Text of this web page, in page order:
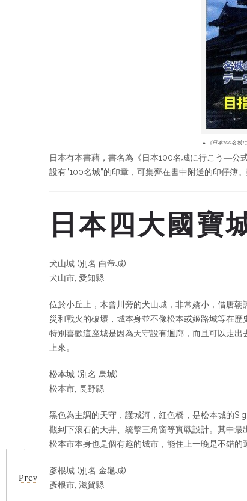
Prev
▲《日本100名城
日本有本書藉，書名為《日本100名城に行こう―公
設有”100名城”的印章，可集齊在書中附送的印仔簿
日本四大國寶
犬山城 (別名 白帝城)
犬山市, 愛知縣
位於小丘上，木曾川旁的犬山城，非常嬌小，借唐
災和戰火的破壞，城本身並不像松本或姬路城等在
特別喜歡這座城是因為天守設有迴廊，而且可以走
上來。
松本城 (別名 烏城)
松本市, 長野縣
黑色為主調的天守，護城河，紅色橋，是松本城的
觀到下滾石的天井、統擊三角窗等實戰設計。其中最
松本市本身也是個有趣的城市，能住上一晚是不錯的
彥根城 (別名 金龜城)
彥根市, 滋賀縣